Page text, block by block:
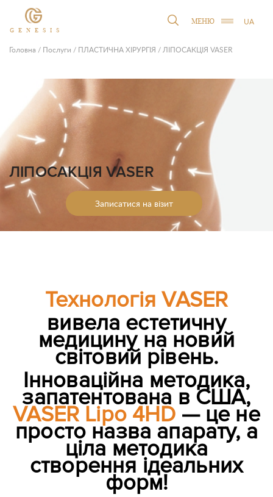
GENESIS
МЕНЮ UA
Головна / Послуги / ПЛАСТИЧНА ХІРУРГІЯ /ЛІПОСАКЦІЯ VASER
ЛІПОСАКЦІЯ VASER
Записатися на візит
Технологія VASER
вивела естетичну
медицину на новий
світовий рівень.
Інноваційна методика,
запатентована в США,
VASER Lipo 4HD — це не
просто назва апарату, а
ціла методика
створення ідеальних
форм!